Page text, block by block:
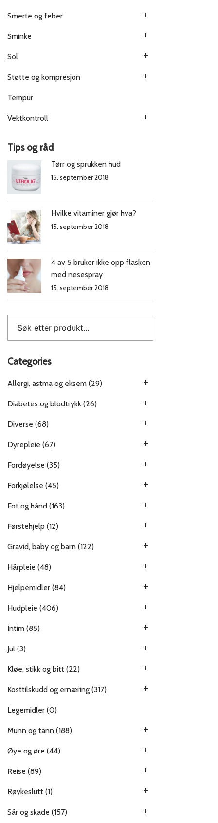
Smerte og feber
Sminke
Sol
Støtte og kompresjon
Tempur
Vektkontroll
Tips og råd
Tørr og sprukken hud
15. september 2018
Hvilke vitaminer gjør hva?
15. september 2018
4 av 5 bruker ikke opp flasken
med nesespray
15. september 2018
Categories
Allergi, astma og eksem (29)
Diabetes og blodtrykk (26)
Diverse (68)
Dyrepleie (67)
Fordøyelse (35)
Forkjølelse (45)
Fot og hånd (163)
Førstehjelp (12)
Gravid, baby og barn (122)
Hårpleie (48)
Hjelpemidler (84)
Hudpleie (406)
Intim (85)
Jul (3)
Kløe, stikk og bitt (22)
Kosttilskudd og ernæring (317)
Legemidler (0)
Munn og tann (188)
Øye og øre (44)
Reise (89)
Røykeslutt (1)
Sår og skade (157)